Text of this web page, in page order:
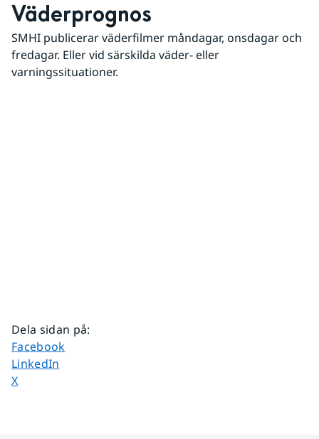
Väderprognos
SMHI publicerar väderfilmer måndagar, onsdagar och
fredagar. Eller vid särskilda väder- eller
varningssituationer.
Dela sidan på:
Dela sidan på
Facebook
Dela sidan på
LinkedIn
Dela sidan på
X